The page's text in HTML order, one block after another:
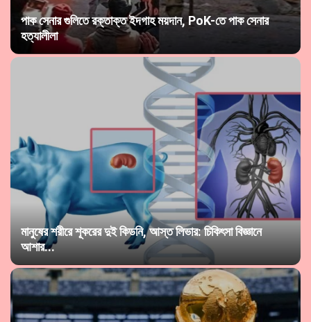
পাক সেনার গুলিতে রক্তাক্ত ইদগাহ ময়দান, PoK-তে পাক সেনার
হত্যালীলা
মানুষের শরীরে শূকরের দুই কিডনি, আস্ত লিভার: চিকিৎসা বিজ্ঞানে
আশার...